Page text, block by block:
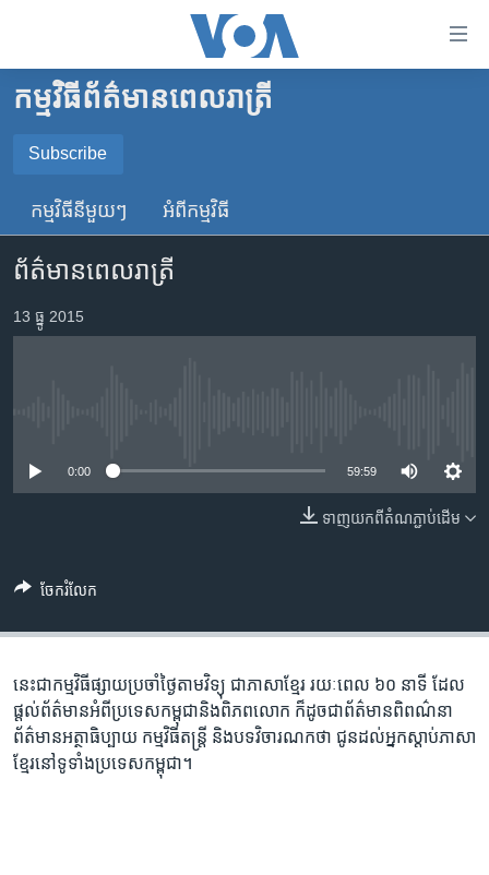
គេហទំព័រ​
ទាក់ទង
រំលង​
ទំព័រ​
ព័ត៌មាន​​
តែ​
ម្តង
រចនា
ចូល​
ស្វែង​
កម្ពុជា
អន្តរជាតិ
ចិន
ហេឡូវីអូអេ
កម្ពុជាច្នៃប្រតិដ្ឋ
កម្មវិធីទាំងអស់
បណ្តាញ​សង្គម
ភាសា
កម្មវិធី​ព័ត៌មាន​ពេលរាត្រី
Subscribe
SUBSCRIBE
YouTube Music
កម្មវិធី​នីមួយៗ អំពី​កម្មវិធី​
ព័ត៌មានពេលរាត្រី
13 ធ្នូ 2015
0:00 59:59
ទាញ​យក​ពី​តំណភ្ជាប់​ដើម
ចែករំលែក
នេះ​ជា​កម្ម​វិធី​ផ្សាយ​ប្រចាំ​ថ្ងៃ​តាម​វិទ្យុ ​ជាភាសា​ខ្មែរ​ រយៈ​ពេល​ ៦០​ នាទី ដែល​
ផ្តល់​ព័ត៌មាន​អំពី​ប្រទេស​កម្ពុជា​និង​ពិភព​លោក ​ក៏ដូច​ជា​ព័ត៌មាន​ពិពណ៌នា
ព័ត៌មាន​អត្ថាធិប្បាយ​ កម្ម​វិធី​តន្ត្រី ​និង​បទ​វិចារណកថា​ ជូន​ដល់​អ្នក​ស្តាប់​ភាសា​
ខ្មែរ​នៅ​ទូទាំង​ប្រទេស​កម្ពុជា។